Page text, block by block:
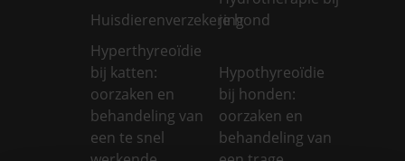
Huisdierenverzekeringje hond
Hyperthyreoïdie
bij katten:
oorzaken en
behandeling van
een te snel
Hypothyreoïdie
bij honden:
oorzaken en
behandeling van